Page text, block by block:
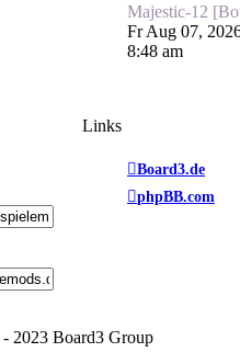
Majestic-12
Fr Aug 07,
8:48 am
Links
Board3.de
phpBB.com
2023 Board3 Group